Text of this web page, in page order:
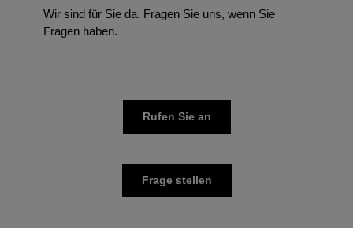
Wir sind für Sie da. Fragen Sie uns, wenn Sie
Fragen haben.
Rufen Sie an
Frage stellen